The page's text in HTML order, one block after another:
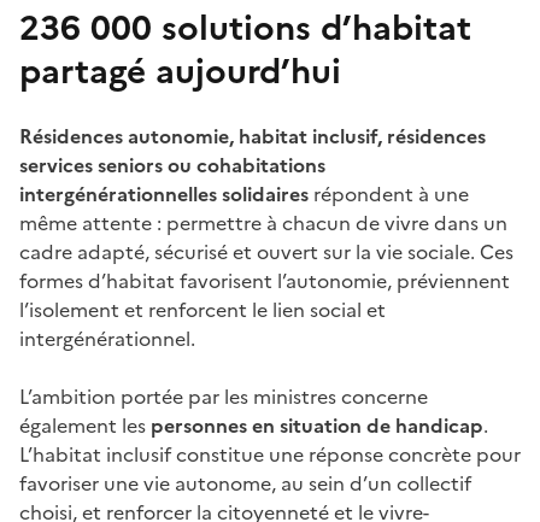
236 000 solutions d’habitat
partagé aujourd’hui
Résidences autonomie, habitat inclusif, résidences
services seniors ou cohabitations
intergénérationnelles solidaires répondent à une
même attente : permettre à chacun de vivre dans un
cadre adapté, sécurisé et ouvert sur la vie sociale. Ces
formes d’habitat favorisent l’autonomie, préviennent
l’isolement et renforcent le lien social et
intergénérationnel.
L’ambition portée par les ministres concerne
également les personnes en situation de handicap.
L’habitat inclusif constitue une réponse concrète pour
favoriser une vie autonome, au sein d’un collectif
choisi, et renforcer la citoyenneté et le vivre-